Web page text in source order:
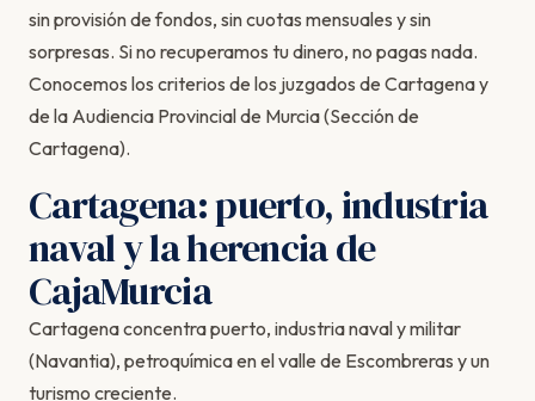
sin provisión de fondos, sin cuotas mensuales y sin
sorpresas. Si no recuperamos tu dinero, no pagas nada.
Conocemos los criterios de los juzgados de Cartagena y
de la Audiencia Provincial de Murcia (Sección de
Cartagena).
Cartagena: puerto, industria
naval y la herencia de
CajaMurcia
Cartagena concentra puerto, industria naval y militar
(Navantia), petroquímica en el valle de Escombreras y un
turismo creciente.